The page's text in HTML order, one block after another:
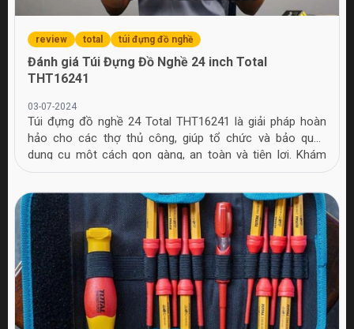
review total túi đựng đồ nghề
Đánh giá Túi Đựng Đồ Nghề 24 inch Total
THT16241
03-07-2024
Túi đựng đồ nghề 24 Total THT16241 là giải pháp hoàn
hảo cho các thợ thủ công, giúp tổ chức và bảo quản
dụng cụ một cách gọn gàng, an toàn và tiện lợi. Khám
phá ngay!